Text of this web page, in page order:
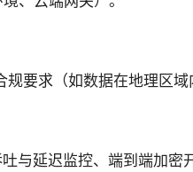
要求（如数据在地理区域
与延迟监控、端到端加密